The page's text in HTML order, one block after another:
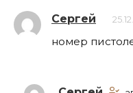
Сергей
номер